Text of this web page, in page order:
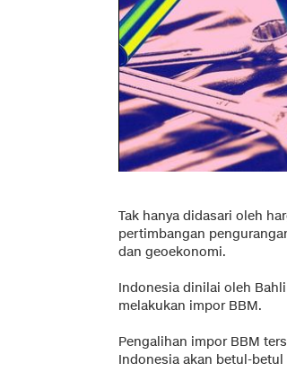
Tak hanya didasari oleh
pertimbangan
dan geoekonomi.
Indonesia dinilai oleh
melakukan impor BBM.
Pengalihan impor BBM
Indonesia akan betul-